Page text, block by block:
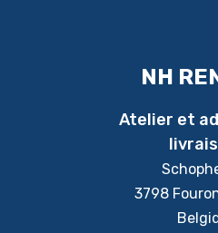
NH
Atelier et
3798